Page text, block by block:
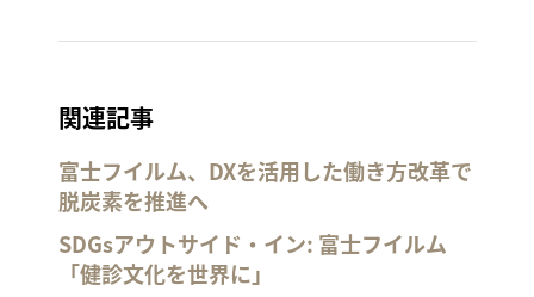
関連記事
富士フイルム、DXを活用した働き方改革で
脱炭素を推進へ
SDGsアウトサイド・イン: 富士フイルム
「健診文化を世界に」